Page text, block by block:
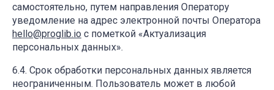
самостоятельно, путем направления Оператору
уведомление на адрес электронной почты Оператора
hello@proglib.io с пометкой «Актуализация
персональных данных».
Срок обработки персональных данных является
неограниченным. Пользователь может в любой